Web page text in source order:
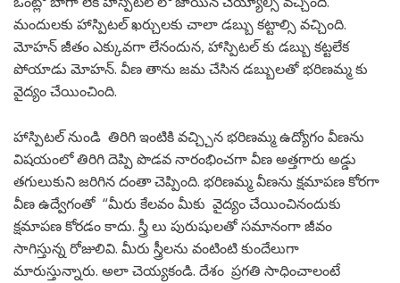
మందులకు హాస్పిటల్ ఖర్చులకు చాలా డబ్బు కట్టాల్సి వచ్చింది.
మోహన్ జీతం ఎక్కువగా లేనందున, హాస్పిటల్ కు డబ్బు కట్టలేక
పోయాడు మోహన్. వీణ తాను జమ చేసిన డబ్బులతో భరిణమ్మ కు
వైద్యం చేయించింది.
హాస్పిటల్ నుండి తిరిగి ఇంటికి వచ్చ్చిన భరిణమ్మ ఉద్యోగం వీణను
విషయంలో తిరిగి దెప్పి పొడవ నారంభించగా వీణ అత్తగారు అడ్డు
తగులుకుని జరిగిన దంతా చెప్పింది. భరిణమ్మ వీణను క్షమాపణ కోరగా
వీణ ఉద్వేగంతో “మీరు కేలవం మీకు వైద్యం చేయించినందుకు
క్షమాపణ కోరడం కాదు. స్త్రీ లు పురుషులతో సమానంగా జీవం
సాగిస్తున్న రోజులివి. మీరు స్త్రీలను వంటింటి కుందేలుగా
మారుస్తున్నారు. అలా చెయ్యకండి. దేశం ప్రగతి సాధించాలంటే